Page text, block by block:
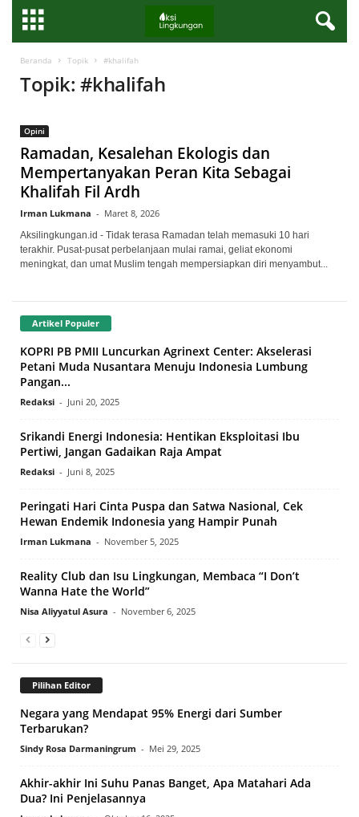
Beranda Topik #khalifah
Topik: #khalifah
Opini
Ramadan, Kesalehan Ekologis dan
Mempertanyakan Peran Kita Sebagai
Khalifah Fil Ardh
Irman Lukmana - Maret 8, 2026
Aksilingkungan.id - Tidak terasa Ramadan telah memasuki 10 hari
terakhir. Pusat-pusat perbelanjaan mulai ramai, geliat ekonomi
meningkat, dan umat Muslim tengah mempersiapkan diri menyambut...
Artikel Populer
KOPRI PB PMII Luncurkan Agrinext Center: Akselerasi
Petani Muda Nusantara Menuju Indonesia Lumbung
Pangan...
Redaksi - Juni 20, 2025
Srikandi Energi Indonesia: Hentikan Eksploitasi Ibu
Pertiwi, Jangan Gadaikan Raja Ampat
Redaksi - Juni 8, 2025
Peringati Hari Cinta Puspa dan Satwa Nasional, Cek
Hewan Endemik Indonesia yang Hampir Punah
Irman Lukmana - November 5, 2025
Reality Club dan Isu Lingkungan, Membaca “I Don’t
Wanna Hate the World”
Nisa Aliyyatul Asura - November 6, 2025
Pilihan Editor
Negara yang Mendapat 95% Energi dari Sumber
Terbarukan?
Sindy Rosa Darmaningrum - Mei 29, 2025
Akhir-akhir Ini Suhu Panas Banget, Apa Matahari Ada
Dua? Ini Penjelasannya